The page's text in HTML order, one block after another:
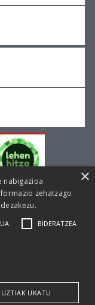
×
nabigazioa
zehatzago
BIDERATZEA
UKATU